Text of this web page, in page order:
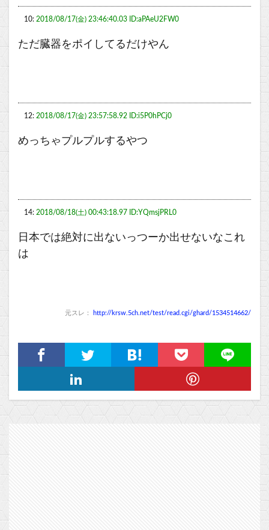
10: 2018/08/17(金) 23:46:40.03 ID:aPAeU2FW0
ただ臓器をポイしてるだけやん
12: 2018/08/17(金) 23:57:58.92 ID:i5P0hPCj0
めっちゃプルプルするやつ
14: 2018/08/18(土) 00:43:18.97 ID:YQmsjPRL0
日本では絶対に出ないっつーか出せないなこれ
は
元スレ： http://krsw.5ch.net/test/read.cgi/ghard/1534514662/